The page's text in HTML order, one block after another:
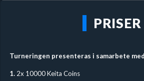
PRISER
Turneringen presenteras i samarbete
1.2x 10000 Keita Coins